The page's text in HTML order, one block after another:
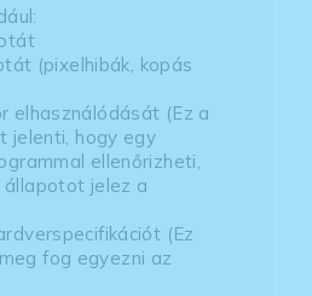
(pixelhibák, kopás
elhasználódását (Ez a
jelenti, hogy egy
ellenőrizheti,
állapotot jelez a
(Ez
fog egyezni az